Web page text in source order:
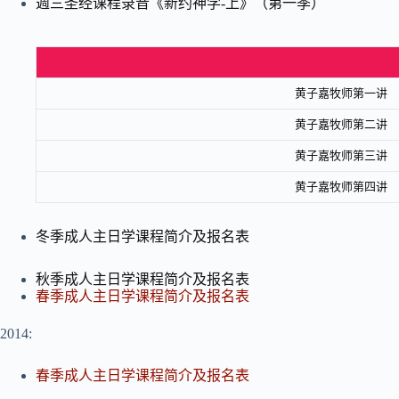
週三圣经课程录音《新约神学-上》（第一季）
黄子嘉牧师第一讲
黄子嘉牧师第二讲
黄子嘉牧师第三讲
黄子嘉牧师第四讲
冬季成人主日学课程简介及报名表
秋季成人主日学课程简介及报名表
春季成人主日学课程简介及报名表
2014:
春季成人主日学课程简介及报名表